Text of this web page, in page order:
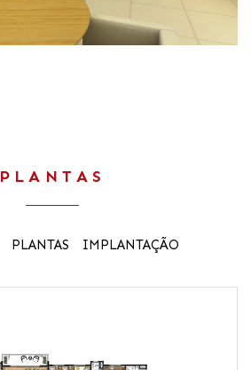
PLANTAS
PLANTAS IMPLANTAÇÃO